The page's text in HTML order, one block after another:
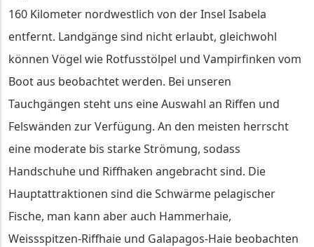
160 Kilometer nordwestlich von der Insel Isabela
entfernt. Landgänge sind nicht erlaubt, gleichwohl
können Vögel wie Rotfusstölpel und Vampirfinken vom
Boot aus beobachtet werden. Bei unseren
Tauchgängen steht uns eine Auswahl an Riffen und
Felswänden zur Verfügung. An den meisten herrscht
eine moderate bis starke Strömung, sodass
Handschuhe und Riffhaken angebracht sind. Die
Hauptattraktionen sind die Schwärme pelagischer
Fische, man kann aber auch Hammerhaie,
Weissspitzen-Riffhaie und Galapagos-Haie beobachten